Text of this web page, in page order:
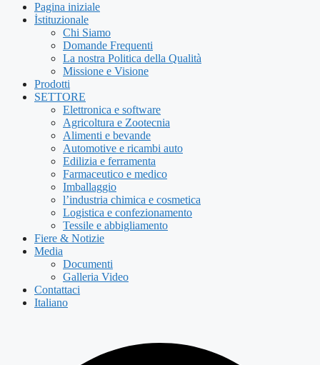
Pagina iniziale
İstituzionale
Chi Siamo
Domande Frequenti
La nostra Politica della Qualità
Missione e Visione
Prodotti
SETTORE
Elettronica e software
Agricoltura e Zootecnia
Alimenti e bevande
Automotive e ricambi auto
Edilizia e ferramenta
Farmaceutico e medico
Imballaggio
l’industria chimica e cosmetica
Logistica e confezionamento
Tessile e abbigliamento
Fiere & Notizie
Media
Documenti
Galleria Video
Contattaci
Italiano